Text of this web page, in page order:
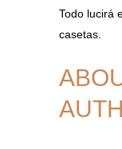
Todo lucirá
casetas.